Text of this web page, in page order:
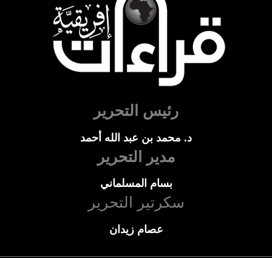
رئيس التحرير
د. محمد بن عبد الله أحمد
مدير التحرير
بسام المسلماني
سكرتير التحرير
عصام زيدان